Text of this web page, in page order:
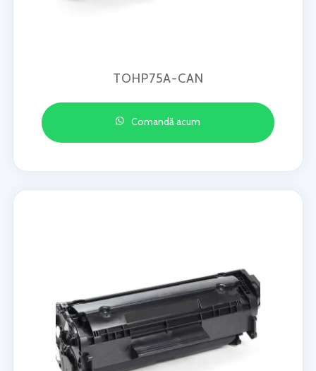
TOHP75A-CAN
Comandă acum